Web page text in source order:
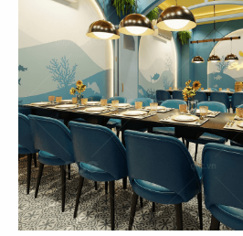
CN Sương Nguyệt Ánh CN
65
THE STREET
CN Mạc Đĩnh Chi - Quận 1
66
CN